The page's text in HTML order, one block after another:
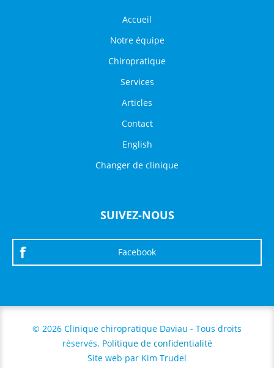
Accueil
Notre équipe
Chiropratique
Services
Articles
Contact
English
Changer de clinique
SUIVEZ-NOUS
Facebook
© 2026 Clinique chiropratique Daviau - Tous droits
réservés. Politique de confidentialité
Site web par Kim Trudel